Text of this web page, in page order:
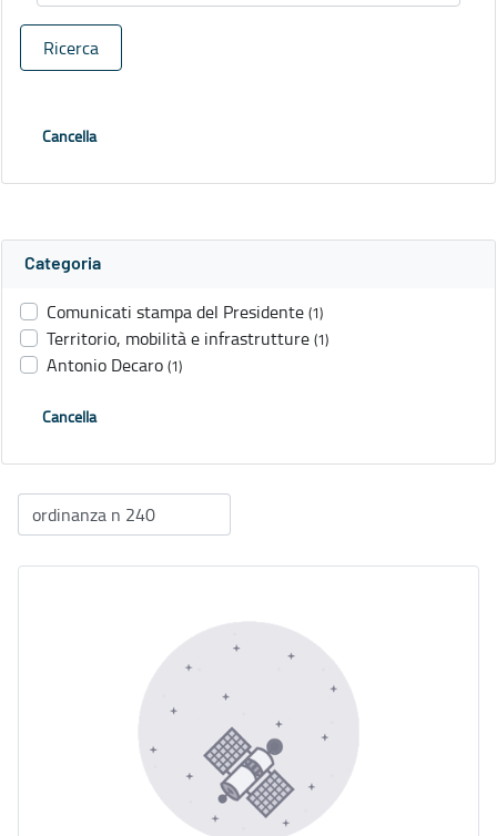
Ricerca
Cancella
Categoria
Comunicati stampa del Presidente (1)
Territorio, mobilità e infrastrutture (1)
Antonio Decaro (1)
Cancella